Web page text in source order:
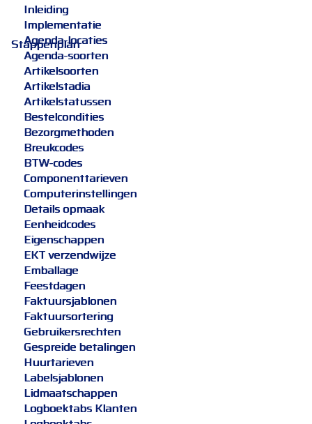
Inleiding
Implementatie
Stappenplan
Agenda-locaties
Agenda-soorten
Artikelsoorten
Artikelstadia
Artikelstatussen
Bestelcondities
Bezorgmethoden
Breukcodes
BTW-codes
Componenttarieven
Computerinstellingen
Details opmaak
Eenheidcodes
Eigenschappen
EKT verzendwijze
Emballage
Feestdagen
Faktuursjablonen
Faktuursortering
Gebruikersrechten
Gespreide betalingen
Huurtarieven
Labelsjablonen
Lidmaatschappen
Logboektabs Klanten